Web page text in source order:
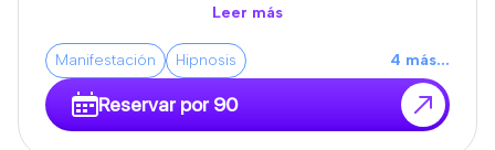
Utilizamos elementos consagrados (como velas,
aceites y resinas sagradas) para absorber y
neutralizar las frecuencias bajas que te rodean.
Rezos de Corte y Liberación: Recitamos oraciones
y decretos ancestrales de protección para
Leer más
Manifestación Hipnosis 4 más...
Reservar por 90